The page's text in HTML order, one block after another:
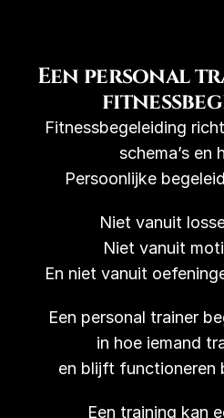
Een personal
Fitnessbegeleiding
schema’s en
Persoonlijke
Niet vanuit
Niet vanuit
En niet vanuit
Een personal trainer
in hoe iemand
en blijft functioneren
Een training kan